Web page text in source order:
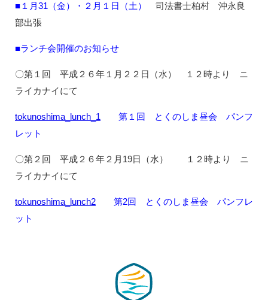
■１月31（金）・２月１日（土） 司法書士柏村 沖永良
部出張
■ランチ会開催のお知らせ
〇第１回 平成２６年１月２２日（水） １２時より ニ
ライカナイにて
tokunoshima_lunch_1
第１回 とくのしま昼会 パンフ
レット
〇第２回 平成２６年２月19日（水） １２時より ニ
ライカナイにて
tokunoshima_lunch2
第2回 とくのしま昼会 パンフレ
ット